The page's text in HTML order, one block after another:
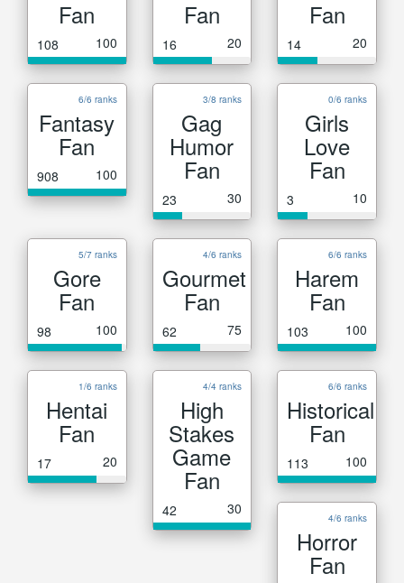
Fan
108 100
Fan
16 20
Fan
14 20
6/6 ranks
Fantasy
Fan
908 100
3/8 ranks
Gag
Humor
Fan
23 30
0/6 ranks
Girls
Love
Fan
3 10
5/7 ranks
Gore
Fan
98 100
4/6 ranks
Gourmet
Fan
62 75
6/6 ranks
Harem
Fan
103 100
1/6 ranks
Hentai
Fan
17 20
4/4 ranks
High
Stakes
Game
Fan
42 30
6/6 ranks
Historical
Fan
113 100
4/6 ranks
Horror
Fan